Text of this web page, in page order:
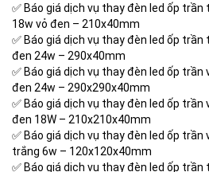
✅ Báo giá dịch vụ thay đèn led ốp trần
18w vỏ đen – 210x40mm
✅ Báo giá dịch vụ thay đèn led ốp trần
đen 24w – 290x40mm
✅ Báo giá dịch vụ thay đèn led ốp trần
đen 24w – 290x290x40mm
✅ Báo giá dịch vụ thay đèn led ốp trần
đen 18W – 210x210x40mm
✅ Báo giá dịch vụ thay đèn led ốp trần
trắng 6w – 120x120x40mm
✅ Báo giá dịch vụ thay đèn led ốp trần